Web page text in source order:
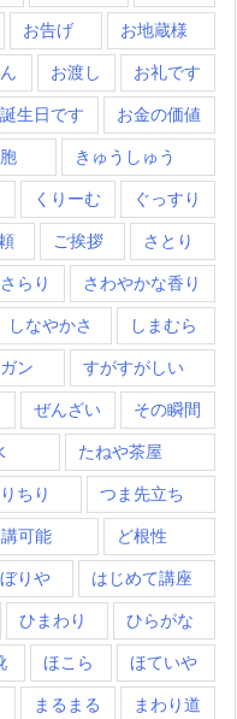
お告げ お地蔵様
お渡し お礼です
生日です お金の価値
きゅうしゅう
くりーむ ぐっすり
ご挨拶 さとり
さらり さわやかな香り
しなやかさ しまむら
ン すがすがしい
ぜんざい その瞬間
たねや茶屋
ちり つま先立ち
可能 ど根性
りや はじめて講座
ひまわり ひらがな
ほこら ほていや
まるまる まわり道